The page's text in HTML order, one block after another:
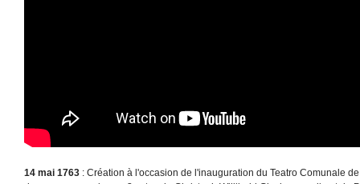
14 mai 1763 : Création à l'occasion de l'inauguration du Teatro Comunale